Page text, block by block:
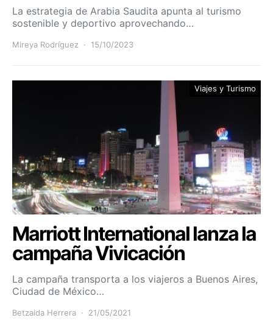
La estrategia de Arabia Saudita apunta al turismo
sostenible y deportivo aprovechando…
Mireya Rodríguez 15/10/2023
Viajes y Turismo
Marriott International lanza la
campaña Vivicación
La campaña transporta a los viajeros a Buenos Aires,
Ciudad de México…
Betzaida Herrera 21/05/2021